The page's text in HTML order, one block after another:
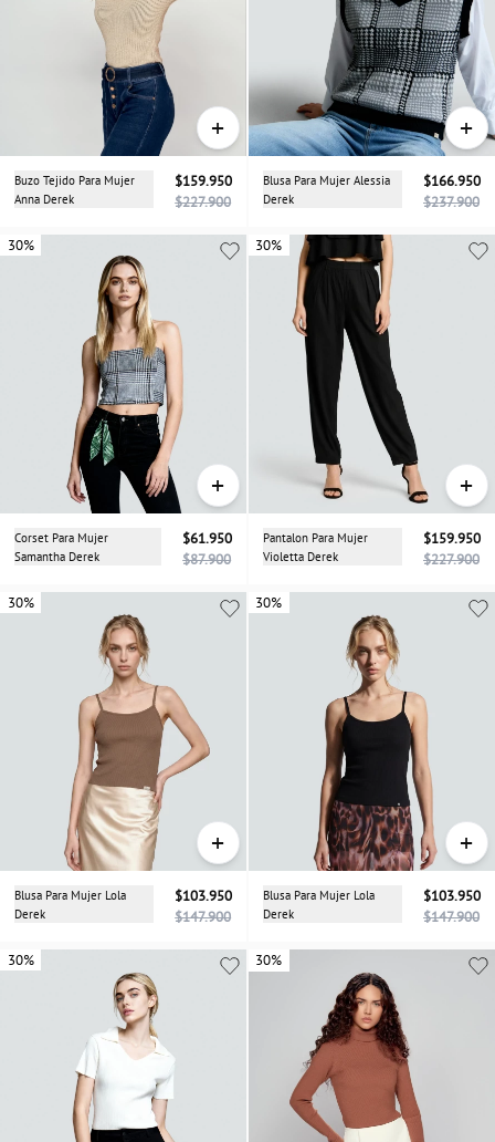
+
Buzo Tejido Para Mujer
Anna Derek
$159.950
$227.900
+
Blusa Para Mujer Alessia
Derek
$166.950
$237.900
30% 30%
+
Corset Para Mujer
Samantha Derek
$61.950
$87.900
30%
+
Pantalon Para Mujer
Violetta Derek
$159.950
$227.900
30% 30%
+
Blusa Para Mujer Lola
Derek
$103.950
$147.900
30%
+
Blusa Para Mujer Lola
Derek
$103.950
$147.900
30% 30%
30%